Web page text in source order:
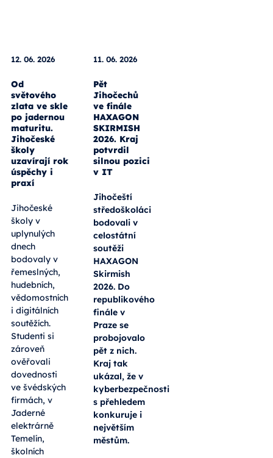
12. 06. 2026
Od
světového
zlata ve skle
po jadernou
maturitu.
Jihočeské
školy
uzavírají rok
úspěchy i
praxí
Jihočeské
školy v
uplynulých
dnech
bodovaly v
řemeslných,
hudebních,
vědomostních
i digitálních
soutěžích.
Studenti si
zároveň
ověřovali
dovednosti
ve švédských
firmách, v
Jaderné
elektrárně
Temelín,
školních
11. 06. 2026
Pět
Jihočechů
ve finále
HAXAGON
SKIRMISH
2026. Kraj
potvrdil
silnou pozici
v IT
Jihočeští
středoškoláci
bodovali v
celostátní
soutěži
HAXAGON
Skirmish
2026. Do
republikového
finále v
Praze se
probojovalo
pět z nich.
Kraj tak
ukázal, že v
kyberbezpečnosti
s přehledem
konkuruje i
největším
městům.